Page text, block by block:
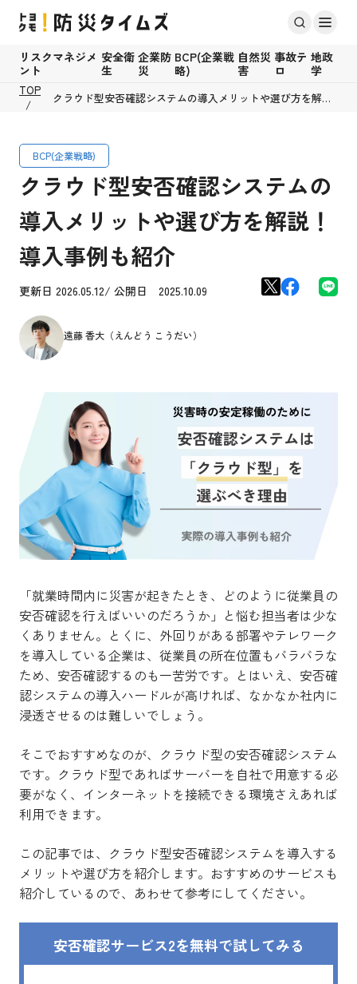
リスクマネジメ
ント
安全衛
生
企業防
災
BCP(企業戦
略)
自然災
害
事故テ
ロ
地政
学
TOP
クラウド型安否確認システムの導入メリットや選び方を解
BCP(企業戦略)
クラウド型安否確認システムの
導入メリットや選び方を解説！
導入事例も紹介
更新日 2026.05.12/ 公開日 2025.10.09
遠藤 香大（えんどう こうだい）
「就業時間内に災害が起きたとき、どのように従業員の
安否確認を行えばいいのだろうか」と悩む担当者は少な
くありません。とくに、外回りがある部署やテレワーク
を導入している企業は、従業員の所在位置もバラバラな
ため、安否確認するのも一苦労です。とはいえ、安否確
認システムの導入ハードルが高ければ、なかなか社内に
浸透させるのは難しいでしょう。
そこでおすすめなのが、クラウド型の安否確認システム
です。クラウド型であればサーバーを自社で用意する必
要がなく、インターネットを接続できる環境さえあれば
利用できます。
この記事では、クラウド型安否確認システムを導入する
メリットや選び方を紹介します。おすすめのサービスも
紹介しているので、あわせて参考にしてください。
安否確認サービス2を無料で試してみる